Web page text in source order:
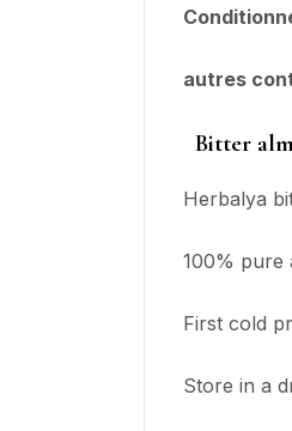
autres
Bitter
Herbalya
100% pure
First cold
Store in a